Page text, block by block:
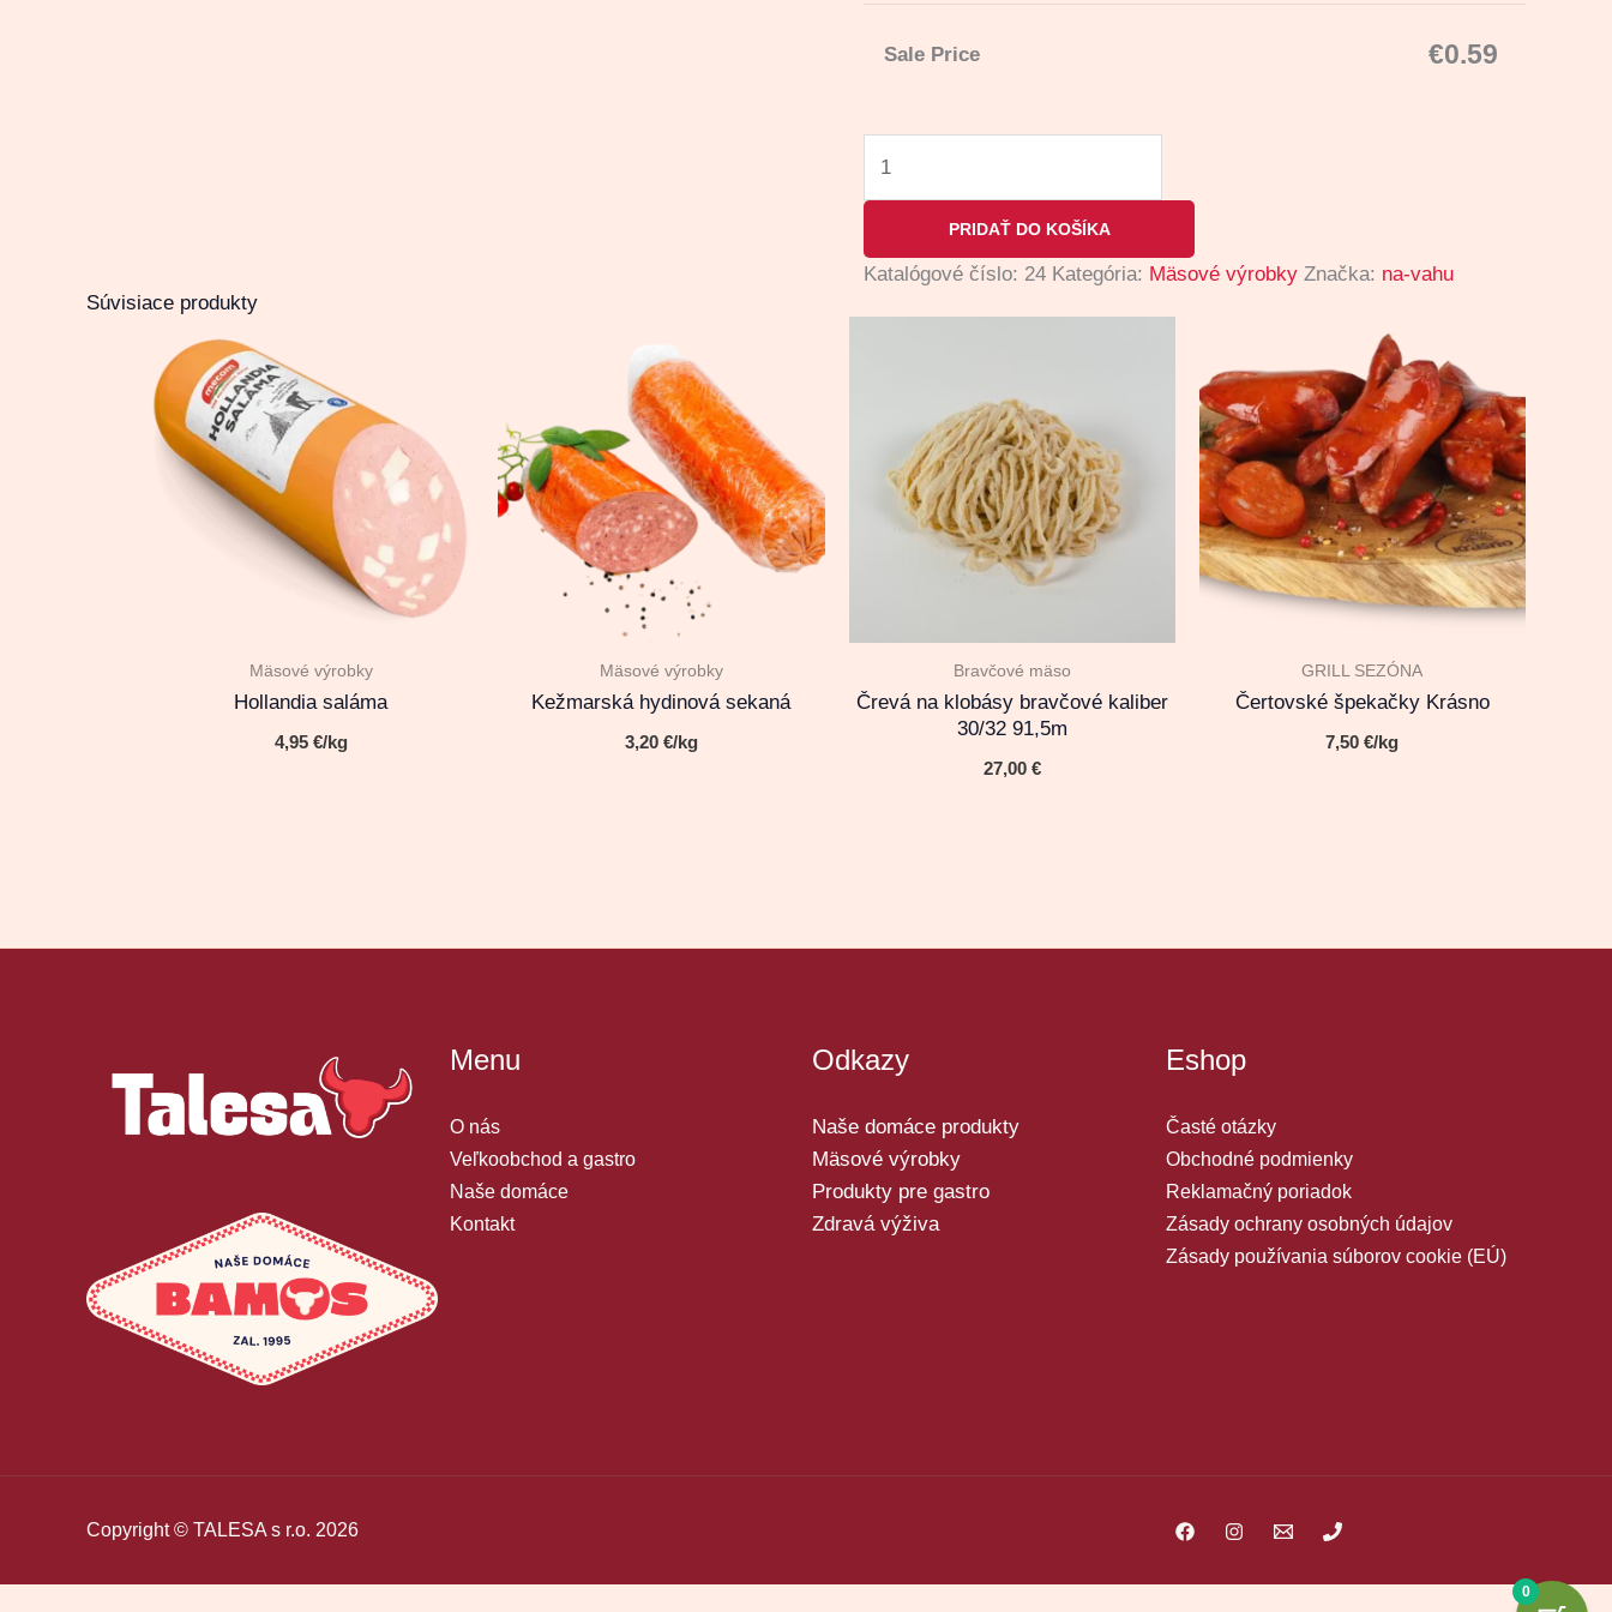
Sale Price €0.59
PRIDAŤ DO KOŠÍKA
Katalógové číslo: 24 Kategória: Mäsové výrobky Značka: na-vahu
Súvisiace produkty
Mäsové výrobky
Hollandia saláma
4,95 €/kg
Mäsové výrobky
Kežmarská hydinová sekaná
3,20 €/kg
Bravčové mäso
Črevá na klobásy bravčové kaliber
30/32 91,5m
27,00 €
GRILL SEZÓNA
Čertovské špekačky Krásno
7,50€/kg
Menu
O nás
Veľkoobchod a gastro
Naše domáce
Kontakt
Odkazy
Naše domáce produkty
Mäsové výrobky
Produkty pre gastro
Zdravá výživa
Eshop
Časté otázky
Obchodné podmienky
Reklamačný poriadok
Zásady ochrany osobných údajov
Zásady používania súborov cookie (EÚ)
Copyright © TALESA s r.o. 2026
0